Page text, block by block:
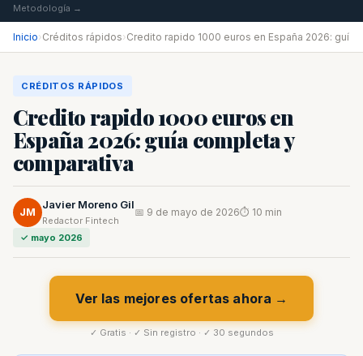
Metodología →
Inicio›Créditos rápidos›Credito rapido 1000 euros en España 2026: guí
CRÉDITOS RÁPIDOS
Credito rapido 1000 euros en
España 2026: guía completa y
comparativa
JM
Javier Moreno Gil
Redactor Fintech
📅 9 de mayo de 2026⏱ 10 min
✓ mayo 2026
Ver las mejores ofertas ahora →
✓ Gratis · ✓ Sin registro · ✓ 30 segundos